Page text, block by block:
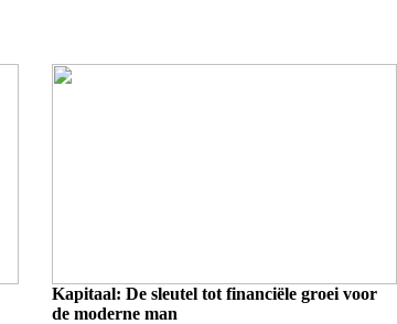
Kapitaal: De sleutel tot financiële groei voor
de moderne man